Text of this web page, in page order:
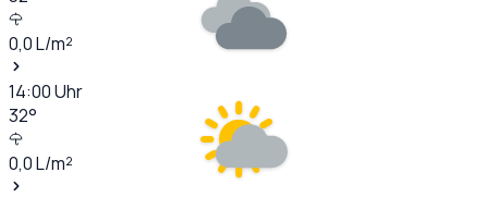
0,0L/m²
14:00Uhr
32°
0,0L/m²